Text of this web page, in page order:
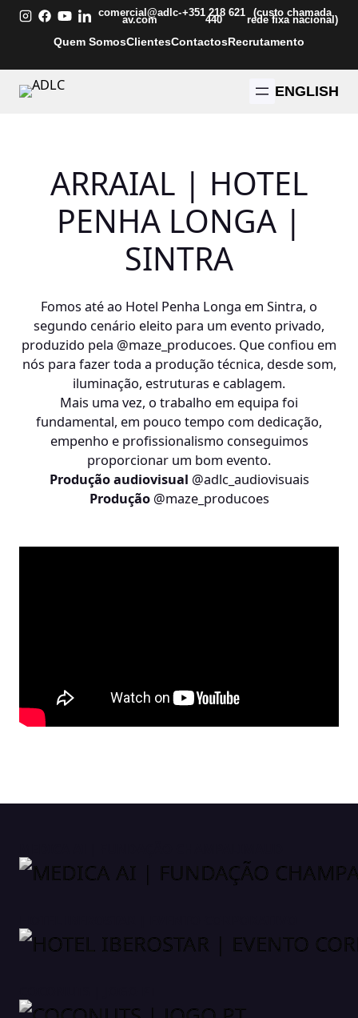
Saltar
para
conteúdo
comercial@adlc-
av.com
+351 218 621
440
(custo chamada
rede fixa nacional)
Quem SomosClientesContactosRecrutamento
ENGLISH
ARRAIAL | HOTEL
PENHA LONGA |
SINTRA
Fomos até ao Hotel Penha Longa em Sintra, o
segundo cenário eleito para um evento privado,
produzido pela @maze_producoes. Que confiou em
nós para fazer toda a produção técnica, desde som,
iluminação, estruturas e cablagem.
Mais uma vez, o trabalho em equipa foi
fundamental, em pouco tempo com dedicação,
empenho e profissionalismo conseguimos
proporcionar um bom evento.
Produção audiovisual @adlc_audiovisuais
Produção @maze_producoes